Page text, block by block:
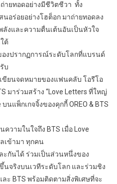
ายทอดอย่างมีชีวิตชีวา ทั้ง
อร่อยอย่างโฮต็อก มาถ่ายทอดลง
งและความตื่นเต้นอันเป็นหัวใจ
ต้
งปรากฏการณ์ระดับโลกที่แบรนด์
บ
ยนจดหมายของแฟนคลับ โอรีโอ
มาร่วมสร้าง “Love Letters ที่ใหญ่
นแพ็กเกจจิ้งของคุกกี้ OREO & BTS
ความในใจถึง BTS เมื่อ Love
เข้ามา ทุกคน
กันได้ ร่วมเป็นส่วนหนึ่งของ
จริงบนเวทีระดับโลก และร่วมชิง
ละ BTS พร้อมติดตามสิ่งพิเศษที่จะ